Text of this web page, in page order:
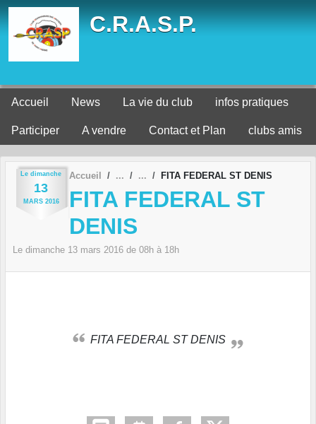
C.R.A.S.P.
Accueil News La vie du club infos pratiques
Participer A vendre Contact et Plan clubs amis
Le dimanche
13
MARS 2016
Accueil FITA FEDERAL ST DENIS
FITA FEDERAL ST
DENIS
Le dimanche 13 mars 2016 de 08h à 18h
FITA FEDERAL ST DENIS
Panneau de gestion des cookies